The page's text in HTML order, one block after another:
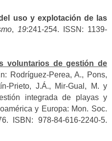
uso y explotación de las
, 19:241-254. ISSN: 1139-
voluntarios de gestión de
Rodríguez-Perea, A., Pons,
Prieto, J.Á., Mir-Gual, M. y
integrada de playas y
y Europa: Mon. Soc.
ISBN: 978-84-616-2240-5.